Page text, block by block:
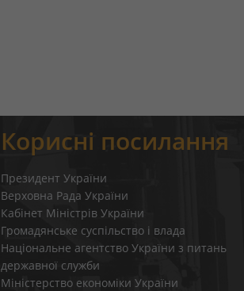
Корисні посилання
Президент України
Верховна Рада України
Кабінет Міністрів України
Громадянське суспільство і влада
Національне агентство України з питань
державної служби
Міністерство економіки України